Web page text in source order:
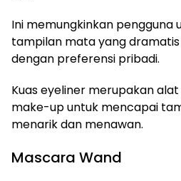
Ini memungkinkan pengguna
tampilan mata yang dramatis
dengan preferensi pribadi.
Kuas eyeliner merupakan
make-up untuk mencapai
menarik dan menawan.
Mascara Wand